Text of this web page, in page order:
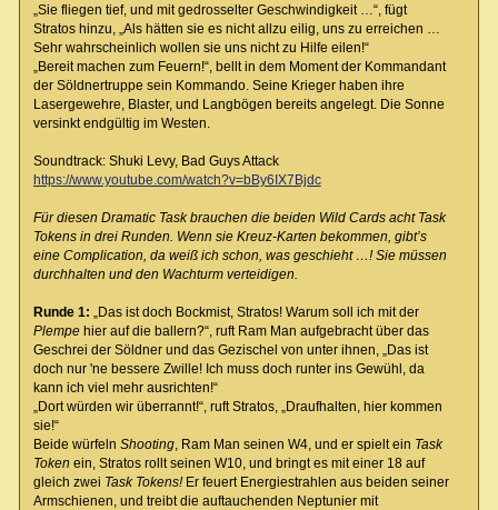
„Sie fliegen tief, und mit gedrosselter Geschwindigkeit …“, fügt
Stratos hinzu, „Als hätten sie es nicht allzu eilig, uns zu erreichen …
Sehr wahrscheinlich wollen sie uns nicht zu Hilfe eilen!“
„Bereit machen zum Feuern!“, bellt in dem Moment der Kommandant
der Söldnertruppe sein Kommando. Seine Krieger haben ihre
Lasergewehre, Blaster, und Langbögen bereits angelegt. Die Sonne
versinkt endgültig im Westen.
Soundtrack: Shuki Levy, Bad Guys Attack
https://www.youtube.com/watch?v=bBy6IX7Bjdc
Für diesen Dramatic Task brauchen die beiden Wild Cards acht Task
Tokens in drei Runden. Wenn sie Kreuz-Karten bekommen, gibt’s
eine Complication, da weiß ich schon, was geschieht …! Sie müssen
durchhalten und den Wachturm verteidigen.
Runde 1: „Das ist doch Bockmist, Stratos! Warum soll ich mit der
Plempehier auf die ballern?“, ruft Ram Man aufgebracht über das
Geschrei der Söldner und das Gezischel von unter ihnen, „Das ist
doch nur 'ne bessere Zwille! Ich muss doch runter ins Gewühl, da
kann ich viel mehr ausrichten!“
„Dort würden wir überrannt!“, ruft Stratos, „Draufhalten, hier kommen
sie!“
Beide würfeln Shooting, Ram Man seinen W4, und er spielt ein Task
Token ein, Stratos rollt seinen W10, und bringt es mit einer 18 auf
gleich zwei Task Tokens!Er feuert Energiestrahlen aus beiden seiner
Armschienen, und treibt die auftauchenden Neptunier mit